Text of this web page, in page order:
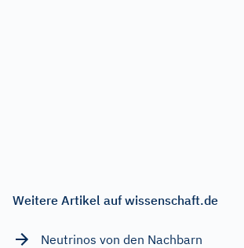
Weitere Artikel auf wissenschaft.de
Neutrinos von den Nachbarn